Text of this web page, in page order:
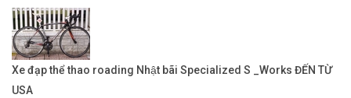
Xe đạp thể thao roading Nhật bãi Specialized S _Works ĐẾN TỪ
USA